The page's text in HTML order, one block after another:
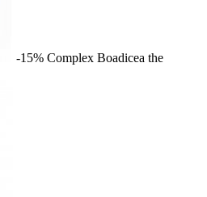
-15% Complex Boadicea the